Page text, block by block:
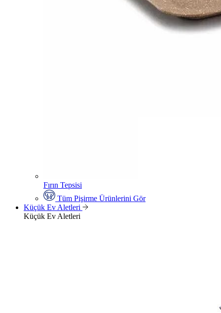
Fırın Tepsisi
Tüm Pişirme Ürünlerini Gör
Küçük Ev Aletleri
Küçük Ev Aletleri